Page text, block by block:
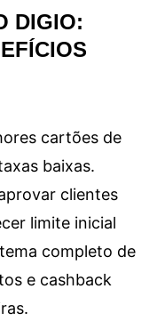
DIGIO:
cartões de
baixas.
clientes
limite inicial
completo de
e cashback